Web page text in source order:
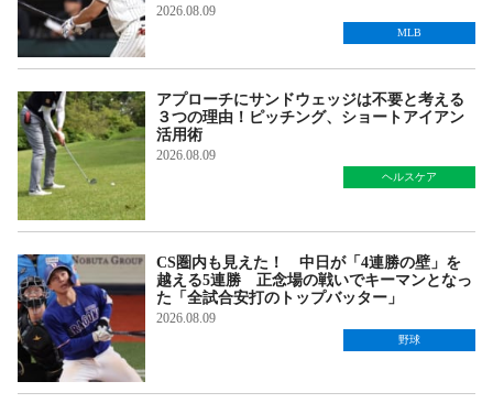
2026.08.09
MLB
アプローチにサンドウェッジは不要と考える
３つの理由！ピッチング、ショートアイアン
活用術
2026.08.09
ヘルスケア
CS圏内も見えた！ 中日が「4連勝の壁」を
越える5連勝 正念場の戦いでキーマンとなっ
た「全試合安打のトップバッター」
2026.08.09
野球